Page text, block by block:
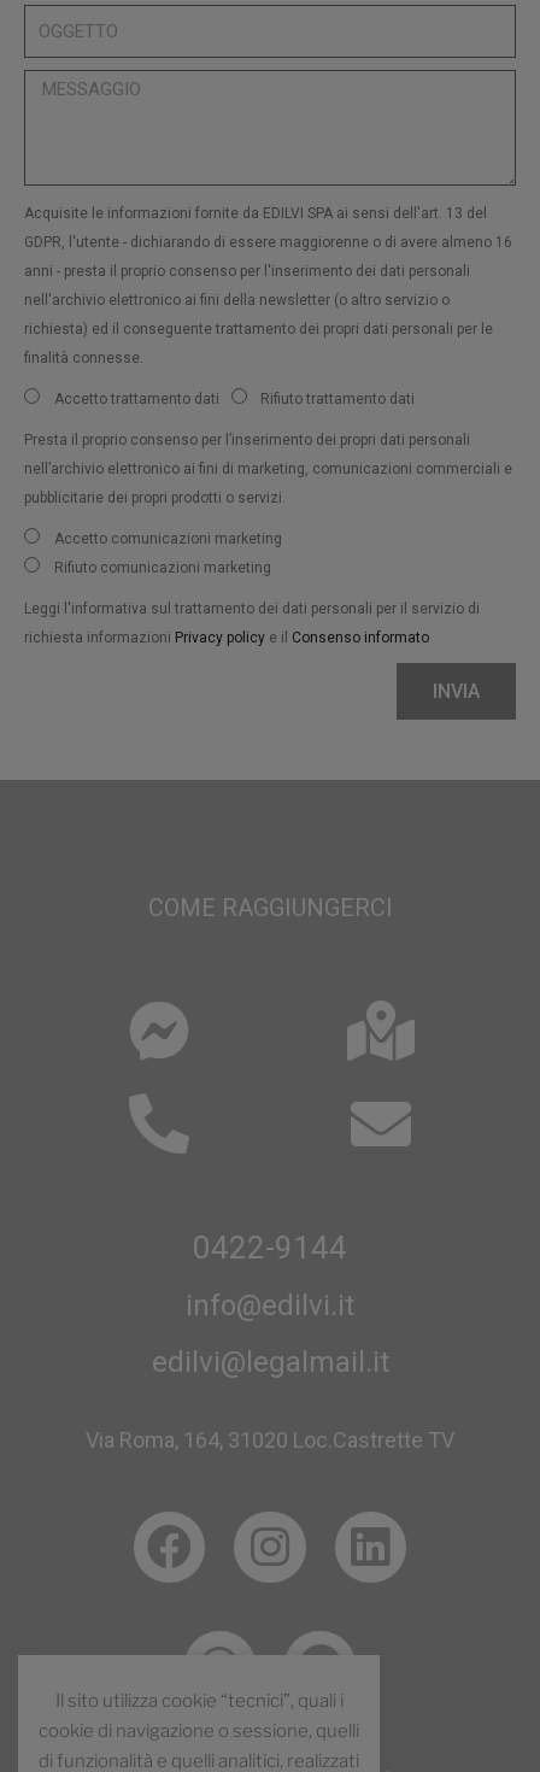
Acquisite le informazioni fornite da EDILVI SPA ai sensi dell'art. 13 del
GDPR, l'utente - dichiarando di essere maggiorenne o di avere almeno 16
anni - presta il proprio consenso per l'inserimento dei dati personali
nell'archivio elettronico ai fini della newsletter (o altro servizio o
richiesta) ed il conseguente trattamento dei propri dati personali per le
finalità connesse.
Accetto trattamento dati Rifiuto trattamento dati
Presta il proprio consenso per l’inserimento dei propri dati personali
nell’archivio elettronico ai fini di marketing, comunicazioni commerciali e
pubblicitarie dei propri prodotti o servizi.
Accetto comunicazioni marketing
Rifiuto comunicazioni marketing
Leggi l'informativa sul trattamento dei dati personali per il servizio di
richiesta informazioni Privacy policy e il Consenso informato
INVIA
COME RAGGIUNGERCI
0422-9144
info@edilvi.it
edilvi@legalmail.it
Via Roma, 164, 31020 Loc.Castrette TV
Il sito utilizza cookie “tecnici”, quali i
cookie di navigazione o sessione, quelli
di funzionalità e quelli analitici, realizzati